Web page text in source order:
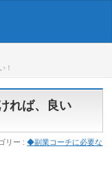
！
れば、良い
リー :◆副業コーチに必要な